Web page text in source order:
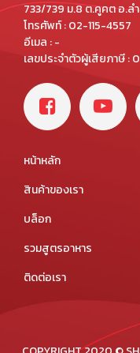
733/739 ม.8 ต.คูคต อ.ลำ
โทรศัพท์ : 02-115-4557
อีเมล : -
เลขประจำตัวผู้เสียภาษี :
หน้าหลัก
สินค้าของเรา
บล็อก
รวมสูตรอาหาร
ติดต่อเรา